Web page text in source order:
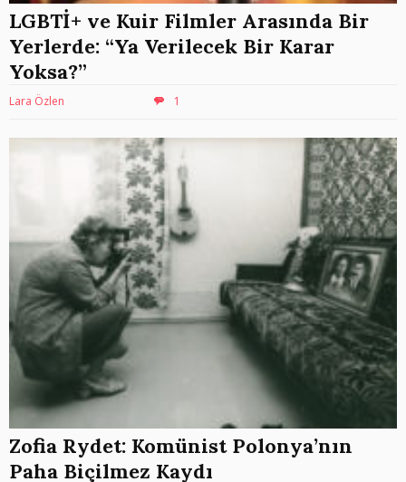
LGBTİ+ ve Kuir Filmler Arasında Bir
Yerlerde: “Ya Verilecek Bir Karar
Yoksa?”
Lara Özlen 1
Zofia Rydet: Komünist Polonya’nın
Paha Biçilmez Kaydı